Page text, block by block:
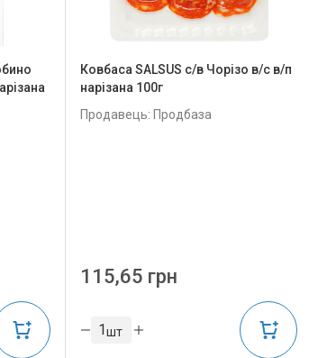
Ковбаса SALSUS с/в Чорізо в/с в/п
нарізана 100г
Продавець: Продбаза
115,65 грн
шт